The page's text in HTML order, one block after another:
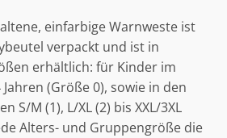
einfarbige Warnweste ist
verpackt und ist in
erhältlich: für Kinder im
(Größe 0), sowie in den
S/M (1), L/XL (2) bis XXL/3XL
Alters- und Gruppengröße die